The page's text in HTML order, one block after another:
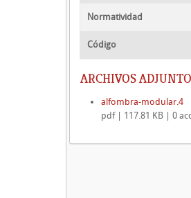
Normatividad
Código
ARCHIVOS
alfombra-modular.4
pdf | 117.81 KB | 0